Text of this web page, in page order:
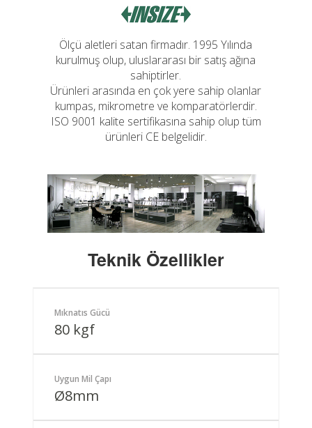
Ölçü aletleri satan firmadır. 1995 Yılında
kurulmuş olup, uluslararası bir satış ağına
sahiptirler.
Ürünleri arasında en çok yere sahip olanlar
kumpas, mikrometre ve komparatörlerdir.
ISO 9001 kalite sertifikasına sahip olup tüm
ürünleri CE belgelidir.
Teknik Özellikler
Mıknatıs Gücü
80 kgf
Uygun Mil Çapı
Ø8mm